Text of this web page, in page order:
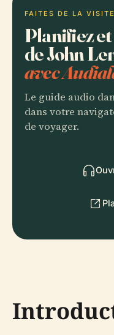
FAITES DE LA
Planifiez
de John
avec
Le guide audio
dans votre
de voyager.